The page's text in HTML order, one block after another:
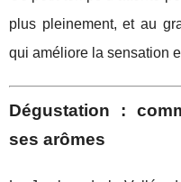
plus pleinement, et au
qui améliore la sensation
Dégustation :
ses arômes